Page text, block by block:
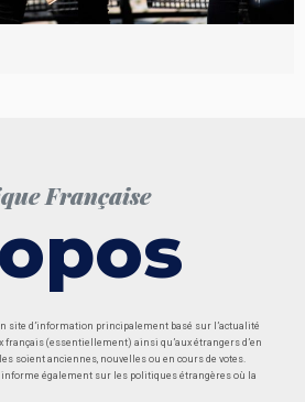
Française
site d’information principalement basé sur l’actualité
français (essentiellement) ainsi qu’aux étrangers d’en
soient anciennes, nouvelles ou en cours de votes.
également sur les politiques étrangères où la